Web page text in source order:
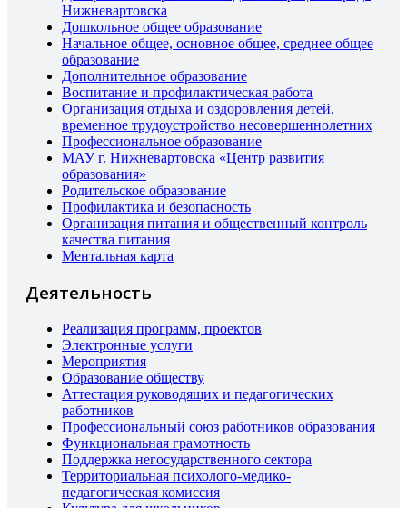
Нижневартовска
Дошкольное общее образование
Начальное общее, основное общее, среднее общее
образование
Дополнительное образование
Воспитание и профилактическая работа
Организация отдыха и оздоровления детей,
временное трудоустройство несовершеннолетних
Профессиональное образование
МАУ г. Нижневартовска «Центр развития
образования»
Родительское образование
Профилактика и безопасность
Организация питания и общественный контроль
качества питания
Ментальная карта
Деятельность
Реализация программ, проектов
Электронные услуги
Мероприятия
Образование обществу
Аттестация руководящих и педагогических
работников
Профессиональный союз работников образования
Функциональная грамотность
Поддержка негосударственного сектора
Территориальная психолого-медико-
педагогическая комиссия